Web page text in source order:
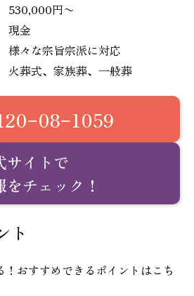
530,000円〜
現金
様々な宗旨宗派に対応
火葬式、家族葬、一般葬
サイトで
をチェック！
ト
おすすめできるポイントはこち